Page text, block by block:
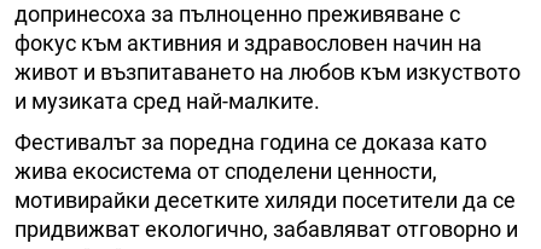
допринесоха за пълноценно преживяване с
фокус към активния и здравословен начин на
живот и възпитаването на любов към изкуството
и музиката сред най-малките.
Фестивалът за поредна година се доказа като
жива екосистема от споделени ценности,
мотивирайки десетките хиляди посетители да се
придвижват екологично, забавляват отговорно и